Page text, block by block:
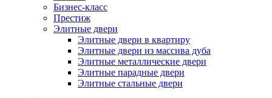
Бизнес-класс
Престиж
Элитные двери
Элитные двери в квартиру
Элитные двери из массива дуба
Элитные металлические двери
Элитные парадные двери
Элитные стальные двери